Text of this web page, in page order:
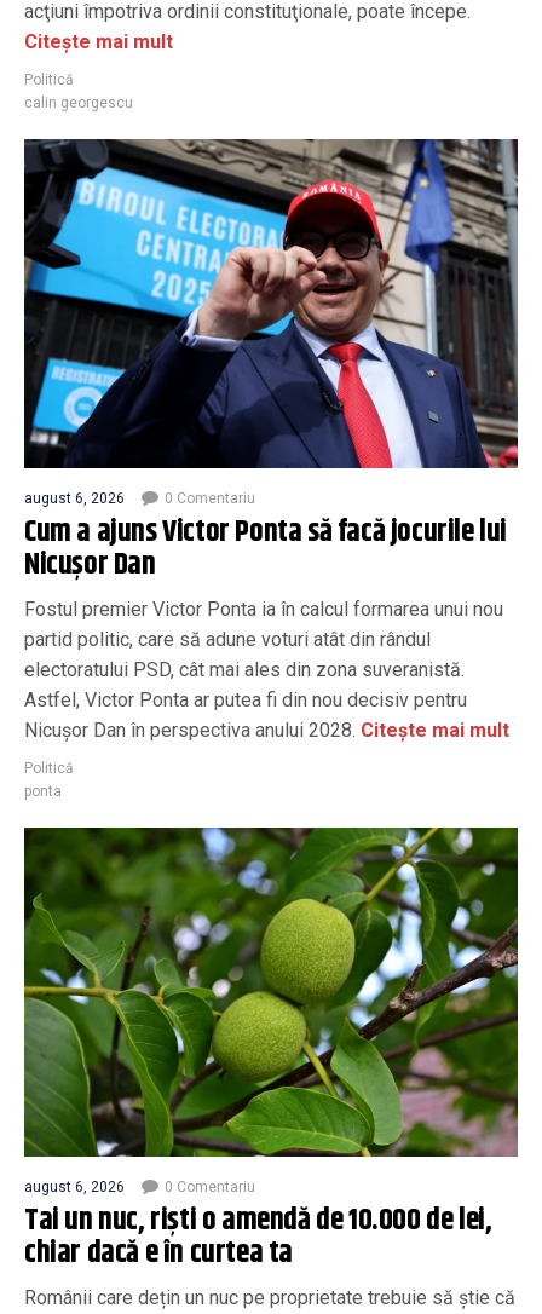
acţiuni împotriva ordinii constituţionale, poate începe.
Citește mai mult
Politică
calin georgescu
august 6, 2026 0 Comentariu
Cum a ajuns Victor Ponta să facă jocurile lui
Nicușor Dan
Fostul premier Victor Ponta ia în calcul formarea unui nou
partid politic, care să adune voturi atât din rândul
electoratului PSD, cât mai ales din zona suveranistă.
Astfel, Victor Ponta ar putea fi din nou decisiv pentru
Nicușor Dan în perspectiva anului 2028. Citește mai mult
Politică
ponta
august 6, 2026 0 Comentariu
Tai un nuc, riști o amendă de 10.000 de lei,
chiar dacă e în curtea ta
Românii care dețin un nuc pe proprietate trebuie să știe că